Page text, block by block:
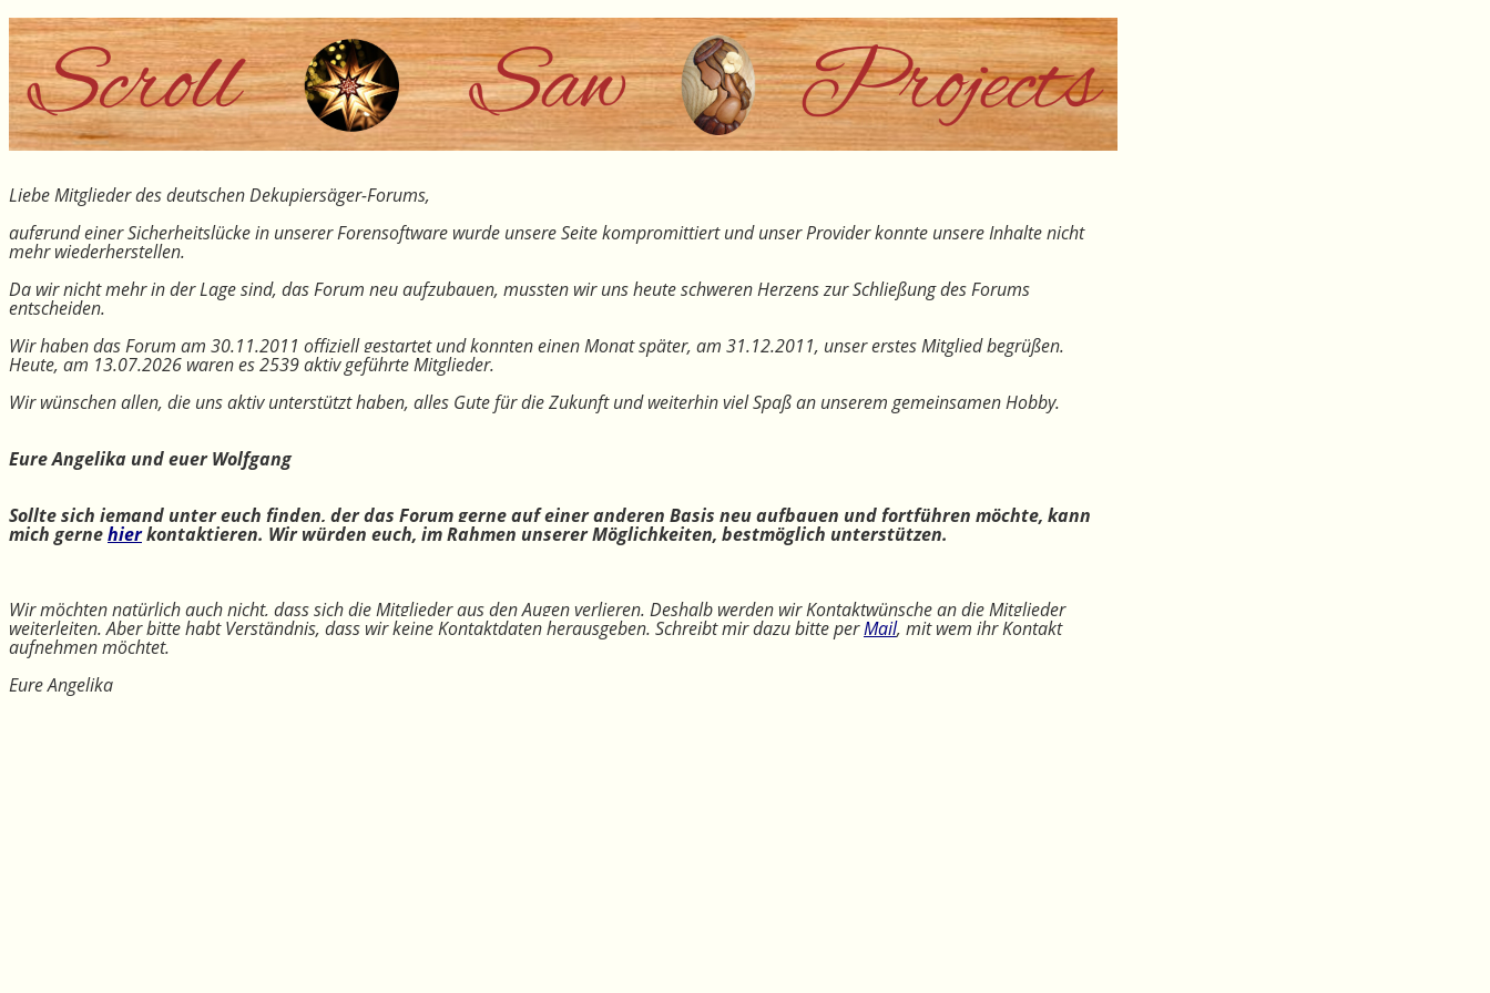
Liebe Mitglieder des deutschen Dekupiersäger-Forums,
aufgrund einer Sicherheitslücke in unserer Forensoftware wurde unsere Seite kompromittiert und unser Provider konnte unsere Inhalte nicht
mehr wiederherstellen.
Da wir nicht mehr in der Lage sind, das Forum neu aufzubauen, mussten wir uns heute schweren Herzens zur Schließung des Forums
entscheiden.
Wir haben das Forum am 30.11.2011 offiziell gestartet und konnten einen Monat später, am 31.12.2011, unser erstes Mitglied begrüßen.
Heute, am 13.07.2026 waren es 2539 aktiv geführte Mitglieder.
Wir wünschen allen, die uns aktiv unterstützt haben, alles Gute für die Zukunft und weiterhin viel Spaß an unserem gemeinsamen Hobby.
Eure Angelika und euer Wolfgang
Sollte sich jemand unter euch finden, der das Forum gerne auf einer anderen Basis neu aufbauen und fortführen möchte, kann
mich gernehierkontaktieren. Wir würden euch, im Rahmen unserer Möglichkeiten, bestmöglich unterstützen.
Wir möchten natürlich auch nicht, dass sich die Mitglieder aus den Augen verlieren. Deshalb werden wir Kontaktwünsche an die Mitglieder
weiterleiten. Aber bitte habt Verständnis, dass wir keine Kontaktdaten herausgeben. Schreibt mir dazu bitte perMail, mit wem ihr Kontakt
aufnehmen möchtet.
Eure Angelika